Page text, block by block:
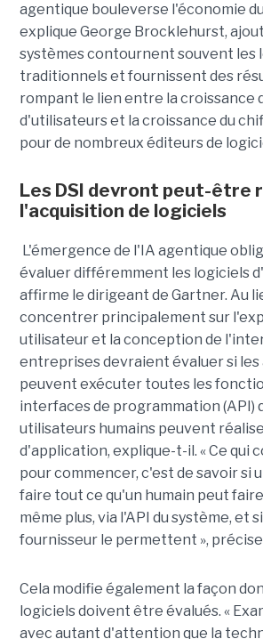
agentique bouleverse l'économie
explique George Brocklehurst,
systèmes contournent souvent les
traditionnels et fournissent des
rompant le lien entre la croissance
d'utilisateurs et la croissance du
pour de nombreux éditeurs de
Les DSI devront peut-être
l'acquisition de logiciels
L'émergence de l'IA agentique
évaluer différemment les logiciels
affirme le dirigeant de Gartner. Au
concentrer principalement sur
utilisateur et la conception de
entreprises devraient évaluer si les
peuvent exécuter toutes les
interfaces de programmation (API)
utilisateurs humains peuvent
d'application, explique-t-il. « Ce qui
pour commencer, c'est de savoir si
faire tout ce qu'un humain peut
même plus, via l'API du système, et
fournisseur le permettent »,
Cela modifie également la façon
logiciels doivent être évalués. «
avec autant d'attention que la